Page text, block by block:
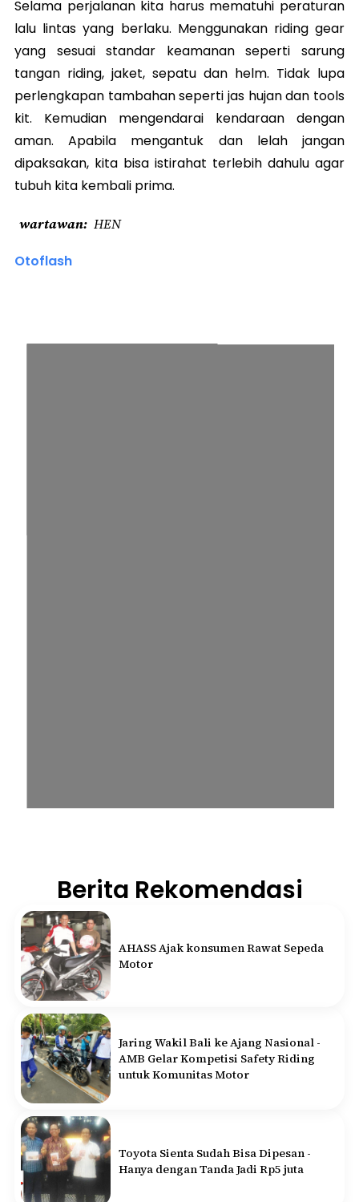
Selama perjalanan kita harus mematuhi peraturan
lalu lintas yang berlaku. Menggunakan riding gear
yang sesuai standar keamanan seperti sarung
tangan riding, jaket, sepatu dan helm. Tidak lupa
perlengkapan tambahan seperti jas hujan dan tools
kit. Kemudian mengendarai kendaraan dengan
aman. Apabila mengantuk dan lelah jangan
dipaksakan, kita bisa istirahat terlebih dahulu agar
tubuh kita kembali prima.
wartawan HEN
Otoflash
Berita Rekomendasi
AHASS Ajak konsumen Rawat Sepeda
Motor
Jaring Wakil Bali ke Ajang Nasional -
AMB Gelar Kompetisi Safety Riding
untuk Komunitas Motor
Toyota Sienta Sudah Bisa Dipesan -
Hanya dengan Tanda Jadi Rp5 juta